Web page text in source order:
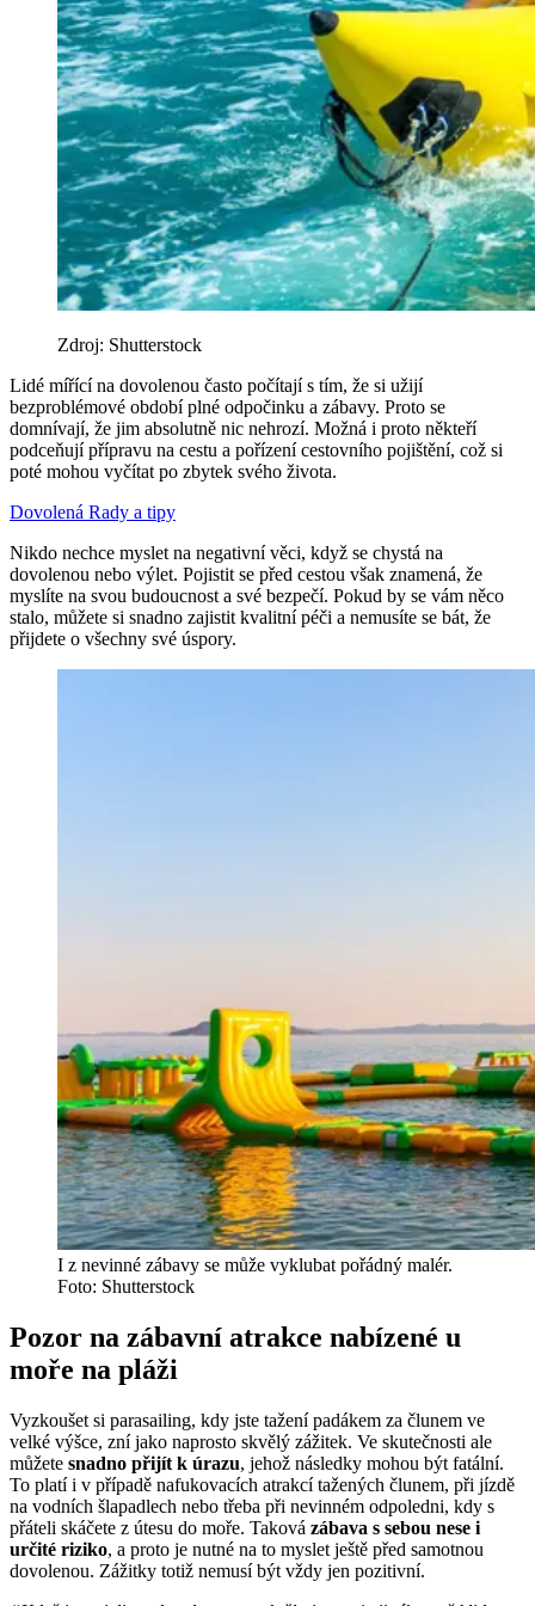
Zdroj: Shutterstock
Lidé mířící na dovolenou často počítají s tím, že si užijí
bezproblémové období plné odpočinku a zábavy. Proto se
domnívají, že jim absolutně nic nehrozí. Možná i proto někteří
podceňují přípravu na cestu a pořízení cestovního pojištění, což si
poté mohou vyčítat po zbytek svého života.
Dovolená Rady a tipy
Nikdo nechce myslet na negativní věci, když se chystá na
dovolenou nebo výlet. Pojistit se před cestou však znamená, že
myslíte na svou budoucnost a své bezpečí. Pokud by se vám něco
stalo, můžete si snadno zajistit kvalitní péči a nemusíte se bát, že
přijdete o všechny své úspory.
I z nevinné zábavy se může vyklubat pořádný malér.
Foto: Shutterstock
Pozor na zábavní atrakce nabízené u
moře na pláži
Vyzkoušet si parasailing, kdy jste tažení padákem za člunem ve
velké výšce, zní jako naprosto skvělý zážitek. Ve skutečnosti ale
můžete snadno přijít k úrazu, jehož následky mohou být fatální.
To platí i v případě nafukovacích atrakcí tažených člunem, při jízdě
na vodních šlapadlech nebo třeba při nevinném odpoledni, kdy s
přáteli skáčete z útesu do moře. Taková zábava s sebou nese i
určité riziko, a proto je nutné na to myslet ještě před samotnou
dovolenou. Zážitky totiž nemusí být vždy jen pozitivní.